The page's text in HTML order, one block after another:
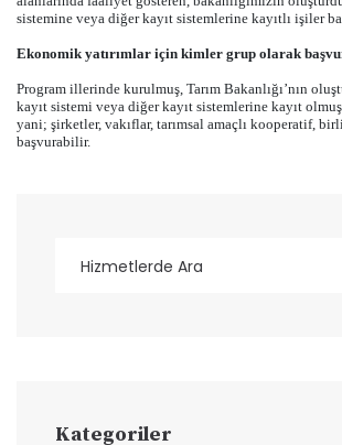
sistemine veya diğer kayıt sistemlerine kayıtlı işiler
Ekonomik yatırımlar için kimler grup olarak
Program illerinde kurulmuş, Tarım Bakanlığı’nın
kayıt sistemi veya diğer kayıt sistemlerine kayıt
yani; şirketler, vakıflar, tarımsal amaçlı kooperatif,
başvurabilir.
Kategoriler